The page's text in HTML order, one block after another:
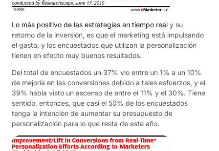
Lo más positivo de las estrategias en tiempo real y su
retorno de la inversión, es que el marketing está impulsando
el gasto, y los encuestados que utilizan la personalización
tienen en efecto muy buenos resultados.
Del total de encuestados un 37% vio entre un 1% a un 10%
de mejoría en las conversiones debido a tales esfuerzos, y el
39% había visto un ascenso de entre el 11% y el 30%. Tiene
sentido, entonces, que casi el 50% de los encuestados
tenga la intención de aumentar su presupuesto de
personalización para lo que resta de este año.